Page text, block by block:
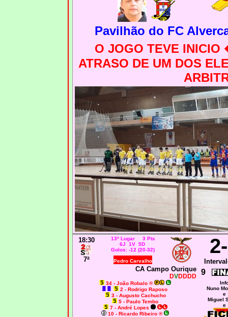
Pavilhão do FC
O JOGO TEVE INICIO
ATRASO DE UM DOS
18:30
7ª
13º Lugar 3 Pts
6J 1V 5D
Golos: -12 (20-32)
Pedro Carvalho
CA Campo Ourique
DVDDDD 9
34 - João Robalo ®
2 - Rodrigo Raposo
3 - Augusto Cachucho
5 - Paulo Tembo
7 - André Lopes
10 - Ricardo Ribeiro ®
Nuno
e
Miguel
e